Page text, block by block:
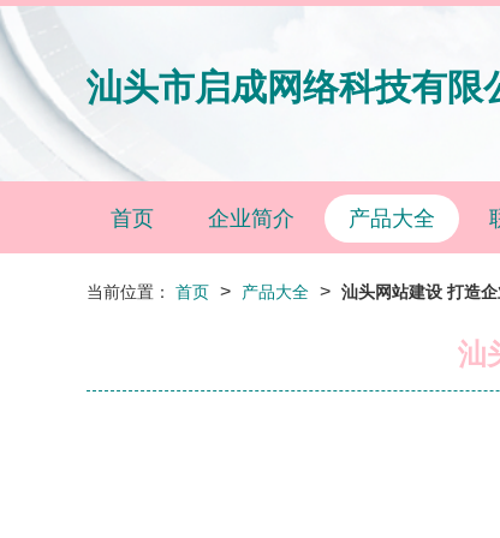
汕头市启成网络科技有限
首页 企业简介 产品大全
当前位置： 首页 > 产品大全 > 汕头网站建设 打造
汕